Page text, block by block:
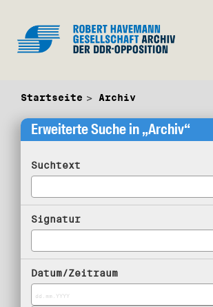
Startseite Archiv
Erweiterte Suche in „Archiv“
Suchtext
Signatur
Datum/Zeitraum